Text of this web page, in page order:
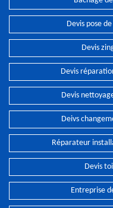
Devis pose
Devis
Devis
Devis
Deivs
Réparateur
Devis
Entreprise